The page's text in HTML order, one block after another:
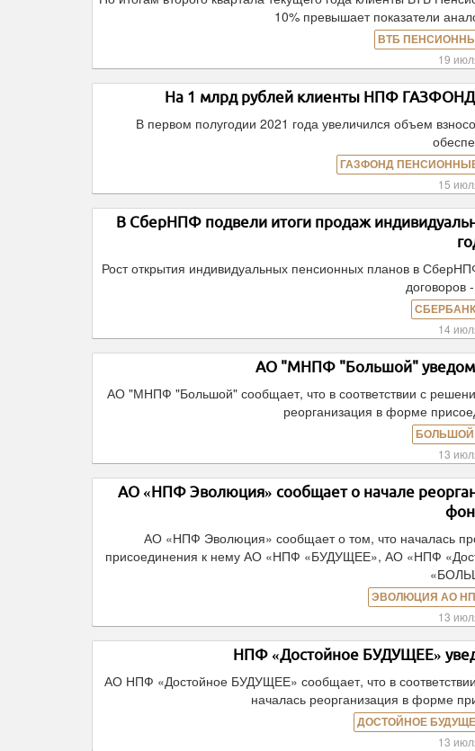
10% превышает показатели
ВТБ
19
На 1 млрд рублей клиенты НПФ
В первом полугодии 2021 года увеличился объем
ГАЗФОНД
15
В СберНПФ подвели итоги продаж
Рост открытия индивидуальных пенсионных планов в
договоров
14
АО "МНПФ "Большой"
АО "МНПФ "Большой" сообщает, что в соответствии с
реорганизация в форме
13
АО «НПФ Эволюция» сообщает о начале
АО «НПФ Эволюция» сообщает о том, что началась
присоединения к нему АО «НПФ «БУДУЩЕЕ», АО «НПФ
ЭВОЛЮЦИЯ АО
13
НПФ «Достойное БУДУЩЕЕ»
АО НПФ «Достойное БУДУЩЕЕ» сообщает, что в
началась реорганизация в форме
ДОСТОЙНОЕ
13